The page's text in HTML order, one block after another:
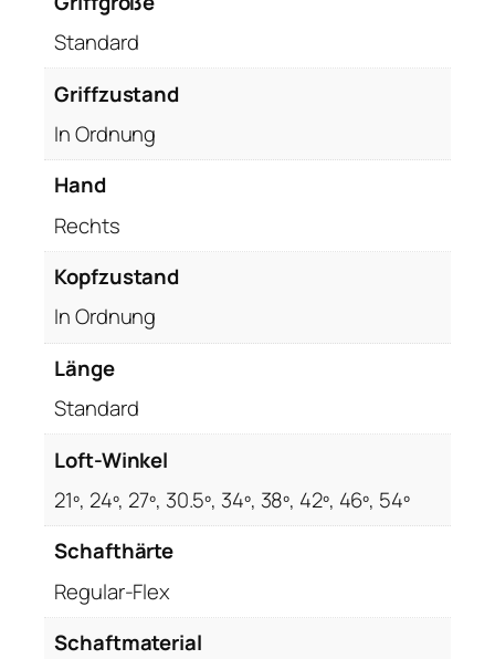
Standard
Griffzustand
In Ordnung
Hand
Rechts
Kopfzustand
In Ordnung
Länge
Standard
Loft-Winkel
21º, 24º, 27º, 30.5º, 34º, 38º, 42º, 46º, 54º
Schafthärte
Regular-Flex
Schaftmaterial